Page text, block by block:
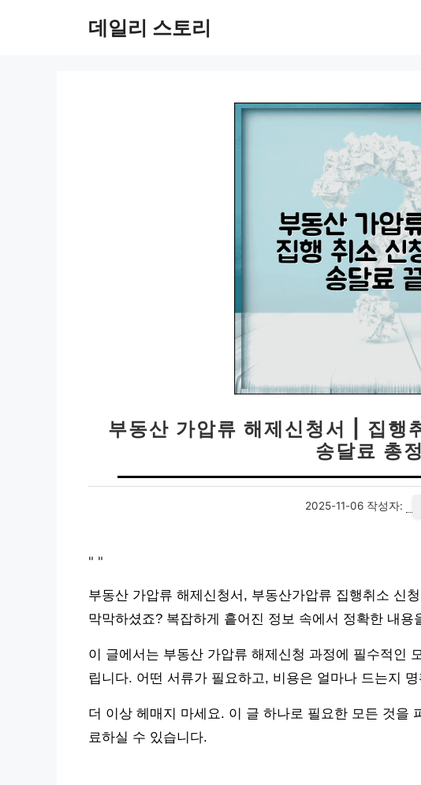
데일리 스토리
부동산 가압류 해제신청서 | 집행
송달료 총
2025-11-06 작성자:
" "
부동산 가압류 해제신청서, 부동산가압류 집행취소 신
막막하셨죠? 복잡하게 흩어진 정보 속에서 정확한 내용
이 글에서는 부동산 가압류 해제신청 과정에 필수적인
립니다. 어떤 서류가 필요하고, 비용은 얼마나 드는지
더 이상 헤매지 마세요. 이 글 하나로 필요한 모든 것을
료하실 수 있습니다.